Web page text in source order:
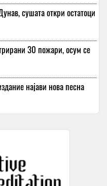
сушaта откри остатоци
30 пожари, осум се
најави нова песна
број на првачиња:
дека можат
да прават инциденти во
на соработка со луѓе со
вмро-дпмне